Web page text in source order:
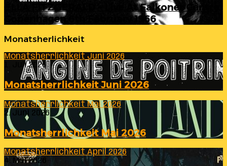
ELLA FITZGERALD – Live At Falkoner Centre
Copenhagen 6th February 1966
Monatsherlichkeit
Monatsherrlichkeit Juni 2026
1. Juli 2026
Monatsherrlichkeit Juni 2026
Monatsherrlichkeit Mai 2026
2. Juni 2026
Monatsherrlichkeit Mai 2026
Monatsherrlichkeit April 2026
4. Mai 2026